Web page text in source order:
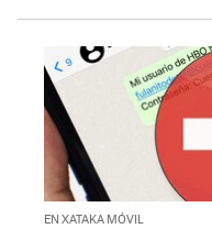
EN XATAKA MÓVIL